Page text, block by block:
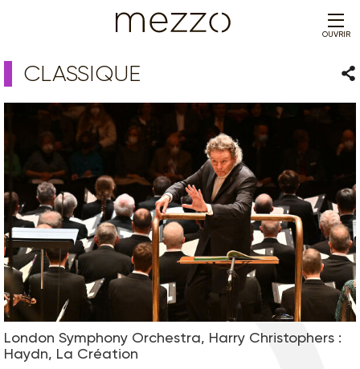
OUVRIR
CLASSIQUE
London Symphony Orchestra, Harry Christophers :
Haydn, La Création